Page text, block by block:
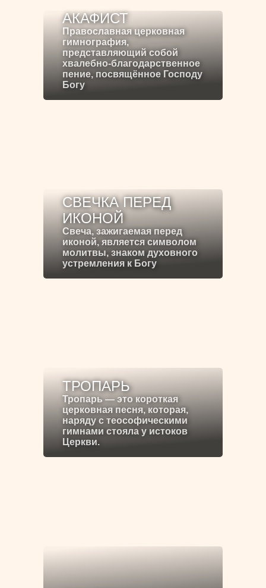
АКАФИСТ
Православная церковная
гимнография,
представляющий собой
хвалебно-благодарственное
пение, посвящённое Господу
Богу
СВЕЧКА ПЕРЕД
ИКОНОЙ
Свеча, зажигаемая перед
иконой, является символом
молитвы, знаком духовного
устремления к Богу
ТРОПАРЬ
Тропарь — это короткая
церковная песня, которая,
наряду с теософическими
гимнами стояла у истоков
Церкви.